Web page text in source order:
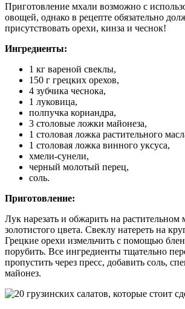
Приготовление мхали возможно с
овощей, однако в рецепте обязательно
присутствовать орехи, кинза и чеснок!
Ингредиенты:
1 кг вареной свеклы,
150 г грецких орехов,
4 зубчика чеснока,
1 луковица,
полпучка кориандра,
3 столовые ложки майонеза,
1 столовая ложка растительного
1 столовая ложка винного уксуса,
хмели-сунели,
черный молотый перец,
соль.
Приготовление:
Лук нарезать и обжарить на растительном
золотистого цвета. Свеклу натереть на
Грецкие орехи измельчить с помощью
порубить. Все ингредиенты тщательно
пропустить через пресс, добавить соль,
майонез.